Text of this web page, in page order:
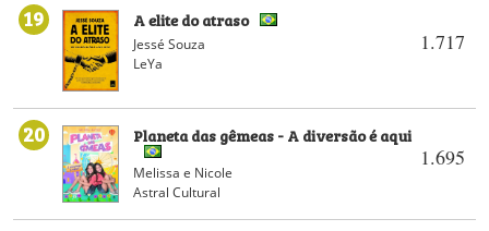
19
1.717
A elite do atraso
Jessé Souza
LeYa
20
1.695
Planeta das gêmeas - A diversão é aqui
Melissa e Nicole
Astral Cultural